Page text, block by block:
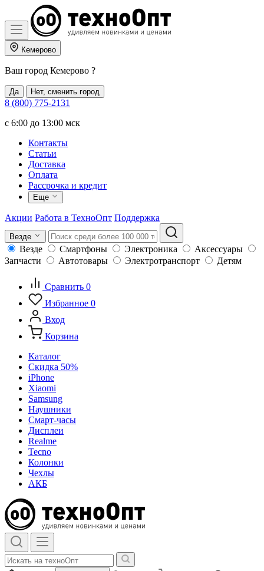
Кемерово
Ваш город Кемерово ?
Да Нет, сменить город
8 (800) 775-2131
c 6:00 до 13:00 мск
Контакты
Статьи
Доставка
Оплата
Рассрочка и кредит
Еще
Акции Работа в ТехноОпт Поддержка
Везде
Везде Смартфоны Электроника
Аксессуары
Запчасти
Автотовары Электротранспорт Детям
Сравнить 0
Избранное 0
Вход
Корзина
Каталог
Скидка 50%
iPhone
Xiaomi
Samsung
Наушники
Смарт-часы
Дисплеи
Realme
Tecno
Колонки
Чехлы
АКБ